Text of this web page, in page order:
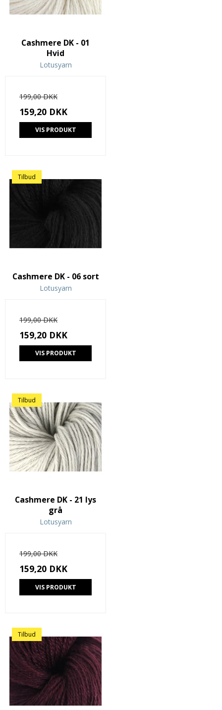
Cashmere DK - 01
Hvid
Lotusyarn
199,00 DKK
159,20 DKK
VIS PRODUKT
Tilbud
Cashmere DK - 06 sort
Lotusyarn
199,00 DKK
159,20 DKK
VIS PRODUKT
Tilbud
Cashmere DK - 21 lys
grå
Lotusyarn
199,00 DKK
159,20 DKK
VIS PRODUKT
Tilbud